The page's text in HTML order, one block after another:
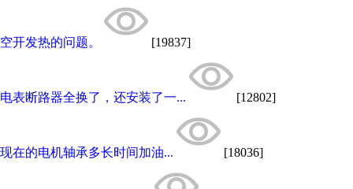
空开发热的问题。 [19837]
电表断路器全换了，还安装了一... [12802]
现在的电机轴承多长时间加油... [18036]